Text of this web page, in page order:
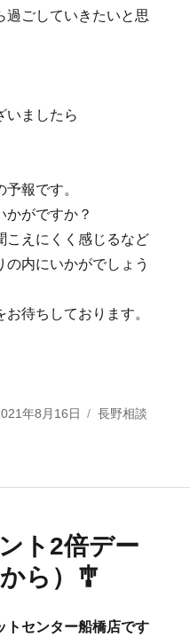
過ごしていきたいと思
いましたら
報です。
かがですか？
こえにくく感じるなど
内にいかがでしょう
待ちしております。
年8月16日
カ
長野相談
ト2倍デー
から）🎐
トセンター船橋店です